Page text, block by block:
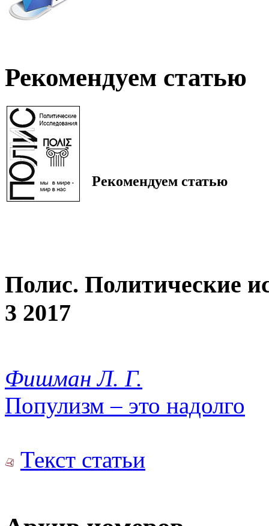
Рекомендуем статью
Рекомендуем статью
Полис. Политические
3 2017
Фишман Л. Г.
Популизм – это надолго
Текст статьи